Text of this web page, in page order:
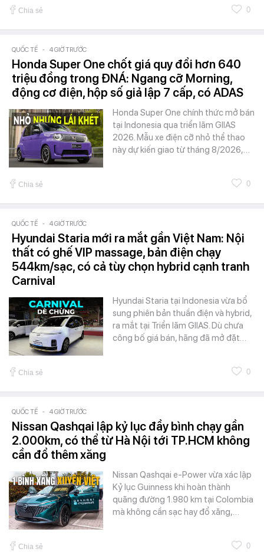
Chia sẻ 0
QUỐC TẾ - 4 GIỜ TRƯỚC
Honda Super One chốt giá quy đổi hơn 640
triệu đồng trong ĐNÁ: Ngang cỡ Morning,
động cơ điện, hộp số giả lập 7 cấp, có ADAS
Honda Super One chính thức mở bán
tại Indonesia qua triển lãm GIIAS
2026. Mẫu xe điện cỡ nhỏ thể thao
này dự kiến giao từ tháng 8/2026,…
Chia sẻ 0
QUỐC TẾ - 4 GIỜ TRƯỚC
Hyundai Staria mới ra mắt gần Việt Nam: Nội
thất có ghế VIP massage, bản điện chạy
544km/sạc, có cả tùy chọn hybrid cạnh tranh
Carnival
Hyundai Staria tại Indonesia vừa bổ
sung phiên bản thuần điện và hybrid,
ra mắt tại Triển lãm GIIAS. Dù chưa
công bố giá bán, hãng đã mở đặt…
Chia sẻ 0
QUỐC TẾ - 4 GIỜ TRƯỚC
Nissan Qashqai lập kỷ lục đầy bình chạy gần
2.000km, có thể từ Hà Nội tới TP.HCM không
cần đổ thêm xăng
Nissan Qashqai e-Power vừa xác lập
Kỷ lục Guinness khi hoàn thành
quãng đường 1.980 km tại Colombia
mà không cần sạc hay đổ xăng,…
Chia sẻ 0